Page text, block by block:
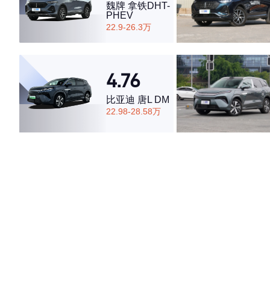
魏牌 拿铁DHT-
PHEV
22.9-26.3万
4.76
比亚迪 唐L DM
22.98-28.58万